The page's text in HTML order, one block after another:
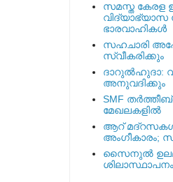
സമസ്ത കേരള
ഭാരവാഹികള്‍
സഹചാരി
സ്വീകരിക്കും
ദാറുല്‍ഹുദാ:
അനുവദിക്കും
SMF തര്‍ത്തീബ്-
മേഖലകളില്‍
ആറ്
അംഗീകാരം;
സൈനുല്‍ ഉലമാ